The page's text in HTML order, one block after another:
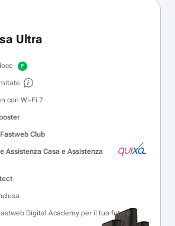
Ultra
con Wi‑Fi 7
Club
Assistenza Casa e Assistenza
Digital Academy per il tuo futuro